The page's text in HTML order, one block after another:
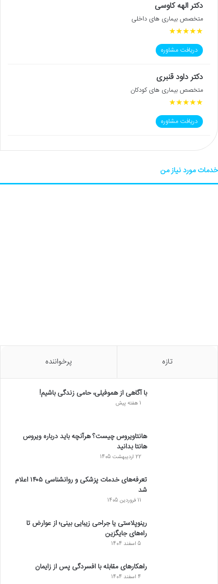
دکتر الهه کاوسی
متخصص بیماری های داخلی
★
★
★
★
★
دریافت مشاوره
دکتر داود قنبری
متخصص بیماری های کودکان
★
★
★
★
★
دریافت مشاوره
خدمات مورد نیاز من
تازه پرخواننده
با آگاهی از هموفیلی، حامی زندگی باشیم!
1 هفته پیش
هانتاویروس چیست؟ هرآنچه باید درباره ویروس
هانتا بدانید
22 اردیبهشت 1405
تعرفه‌های خدمات پزشکی و روانشناسی ۱۴۰۵ اعلام
شد
11 فروردین 1405
رینوپلاستی یا جراحی زیبایی بینی؛ از عوارض تا
راه‌های جایگزین
5 اسفند 1404
راهکارهای مقابله با افسردگی پس از زایمان
4 اسفند 1404